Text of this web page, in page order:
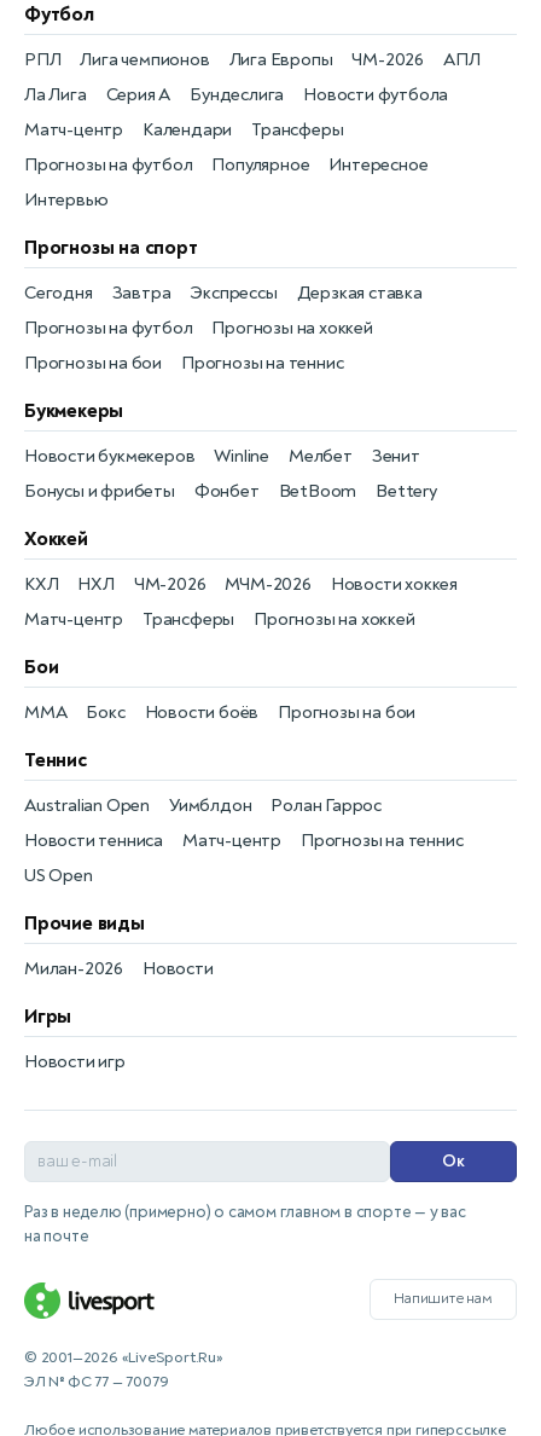
Футбол
Новости футбола
РПЛ
Матч-центр
Лига чемпионов
Календари
Лига Европы
Трансферы
ЧМ-2026
Прогнозы на футбол
АПЛ
Популярное
Ла Лига
Интересное
Серия А
Интервью
Бундеслига
Прогнозы на спорт
Прогнозы на футбол
Сегодня
Прогнозы на хоккей
Завтра
Прогнозы на бои
Экспрессы
Прогнозы на теннис
Дерзкая ставка
Букмекеры
Бонусы и фрибеты
Новости букмекеров
Фонбет
Winline
BetBoom
Мелбет
Bettery
Зенит
Хоккей
Новости хоккея
КХЛ
Матч-центр
НХЛ
Трансферы
ЧМ-2026
Прогнозы на хоккей
МЧМ-2026
Бои
Новости боёв
MMA Прогнозы на бои
Бокс
Теннис
Новости тенниса
Australian Open
Матч-центр
Уимблдон
Прогнозы на теннис
Ролан Гаррос
US Open
Прочие виды
Новости
Милан-2026
Игры
Новости игр
Ок
Раз в неделю (примерно) о самом главном в спорте — у вас
на почте
Напишите нам
© 2001—2026 «LiveSport.Ru»
ЭЛ № ФС 77 — 70079
Любое использование материалов приветствуется при гиперссылке